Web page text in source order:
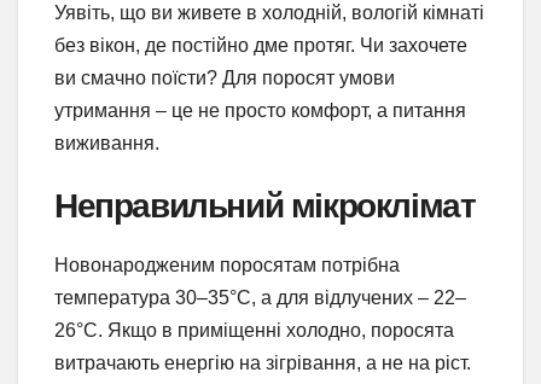
Уявіть, що ви живете в холодній, вологій кімнаті
без вікон, де постійно дме протяг. Чи захочете
ви смачно поїсти? Для поросят умови
утримання – це не просто комфорт, а питання
виживання.
Неправильний мікроклімат
Новонародженим поросятам потрібна
температура 30–35°C, а для відлучених – 22–
26°C. Якщо в приміщенні холодно, поросята
витрачають енергію на зігрівання, а не на ріст.